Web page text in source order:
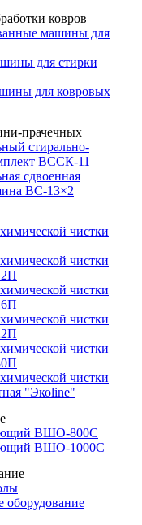
ковров
машины для
для стирки
для ковровых
прачечных
стирально-
ВССК-11
сдвоенная
ВС-13×2
чистки
чистки
чистки
чистки
чистки
чистки
"Экоline"
ВШО-800С
ВШО-1000С
оборудование